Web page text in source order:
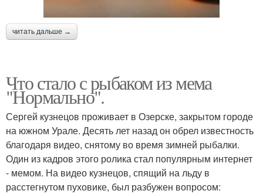
читать дальше →
Что стало с рыбаком из мема
"Нормально".
Сергей кузнецов проживает в Озерске, закрытом городе
на южном Урале. Десять лет назад он обрел известность
благодаря видео, снятому во время зимней рыбалки.
Один из кадров этого ролика стал популярным интернет
- мемом. На видео кузнецов, спящий на льду в
расстегнутом пуховике, был разбужен вопросом: